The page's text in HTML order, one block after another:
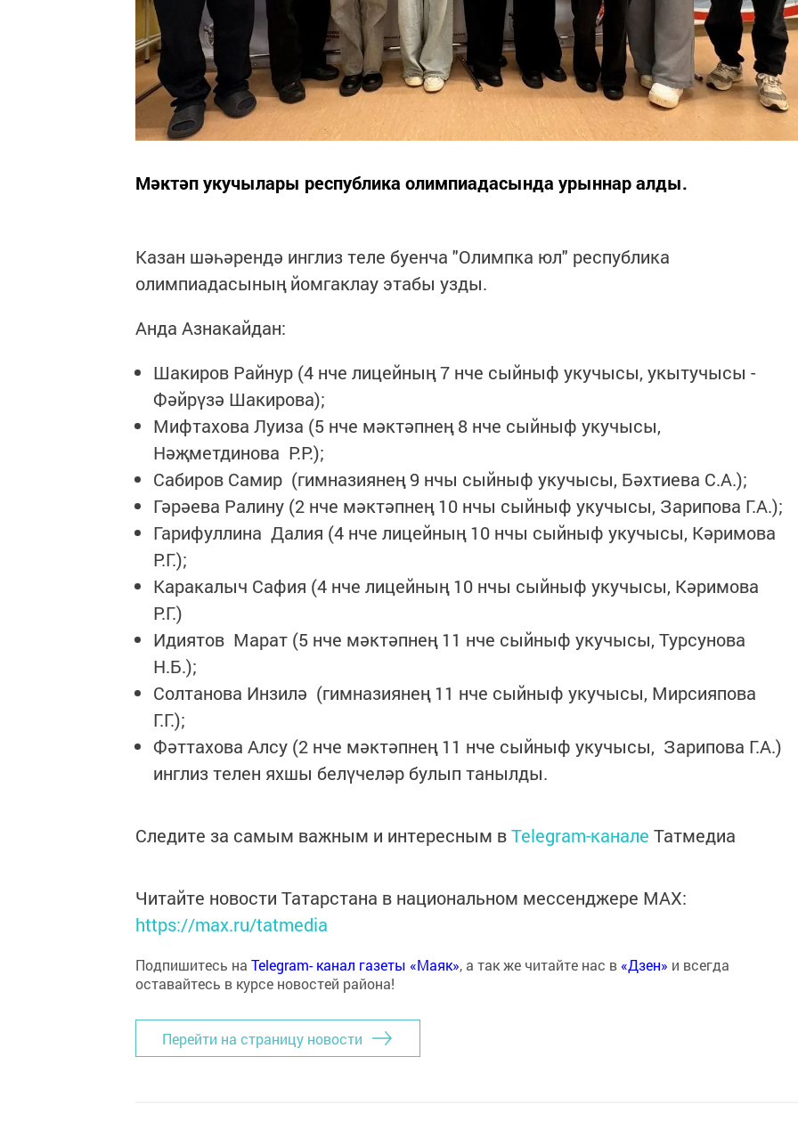
Мәктәп укучылары республика олимпиадасында урыннар алды.
Казан шәһәрендә инглиз теле буенча "Олимпка юл" республика
олимпиадасының йомгаклау этабы узды.
Анда Азнакайдан:
Шакиров Райнур (4 нче лицейның 7 нче сыйныф укучысы, укытучысы -
Фәйрүзә Шакирова);
Мифтахова Луиза (5 нче мәктәпнең 8 нче сыйныф укучысы,
Нәҗметдинова Р.Р.);
Сабиров Самир (гимназиянең 9 нчы сыйныф укучысы, Бәхтиева С.А.);
Гәрәева Ралину (2 нче мәктәпнең 10 нчы сыйныф укучысы, Зарипова Г.А.);
Гарифуллина Далия (4 нче лицейның 10 нчы сыйныф укучысы, Кәримова
Р.Г.);
Каракалыч Сафия (4 нче лицейның 10 нчы сыйныф укучысы, Кәримова
Р.Г.)
Идиятов Марат (5 нче мәктәпнең 11 нче сыйныф укучысы, Турсунова
Н.Б.);
Солтанова Инзилә (гимназиянең 11 нче сыйныф укучысы, Мирсияпова
Г.Г.);
Фәттахова Алсу (2 нче мәктәпнең 11 нче сыйныф укучысы, Зарипова Г.А.)
инглиз телен яхшы белүчеләр булып танылды.
Следите за самым важным и интересным вTelegram-канале Татмедиа
Читайте новости Татарстана в национальном мессенджере MАХ:
https://max.ru/tatmedia
Подпишитесь на Telegram- канал газеты «Маяк», а так же читайте нас в «Дзен» и всегда
оставайтесь в курсе новостей района!
Перейти на страницу новости